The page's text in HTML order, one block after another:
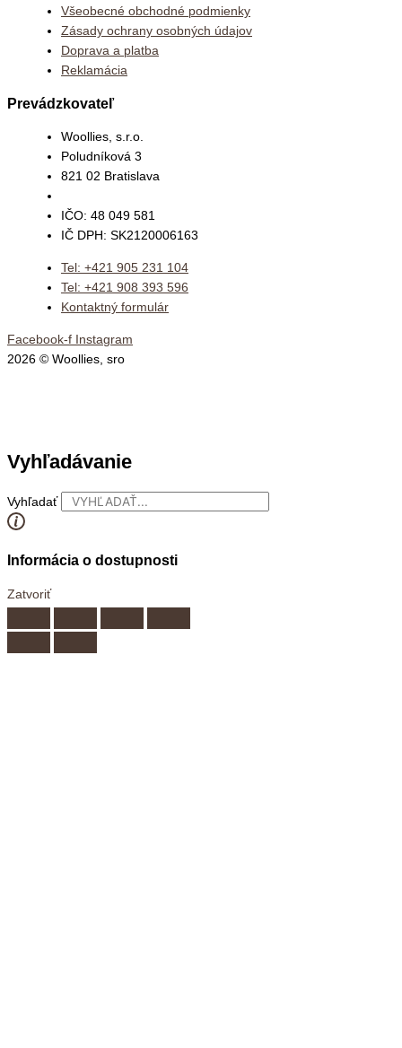
Všeobecné obchodné podmienky
Zásady ochrany osobných údajov
Doprava a platba
Reklamácia
Prevádzkovateľ
Woollies, s.r.o.
Poludníková 3
821 02 Bratislava
IČO: 48 049 581
IČ DPH: SK2120006163
Tel: +421 905 231 104
Tel: +421 908 393 596
Kontaktný formulár
Facebook-f Instagram
2026 © Woollies, sro
Vyhľadávanie
Vyhľadať
Informácia o dostupnosti
Zatvoriť